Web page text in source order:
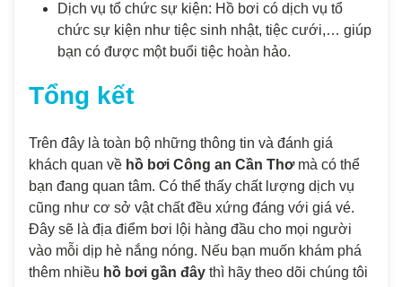
Dịch vụ tổ chức sự kiện: Hồ bơi có dịch vụ tổ
chức sự kiện như tiệc sinh nhật, tiệc cưới,… giúp
bạn có được một buổi tiệc hoàn hảo.
Tổng kết
Trên đây là toàn bộ những thông tin và đánh giá
khách quan về hồ bơi Công an Cần Thơmà có thể
bạn đang quan tâm. Có thể thấy chất lượng dịch vụ
cũng như cơ sở vật chất đều xứng đáng với giá vé.
Đây sẽ là địa điểm bơi lội hàng đầu cho mọi người
vào mỗi dịp hè nắng nóng. Nếu bạn muốn khám phá
thêm nhiều hồ bơi gần đây thì hãy theo dõi chúng tôi